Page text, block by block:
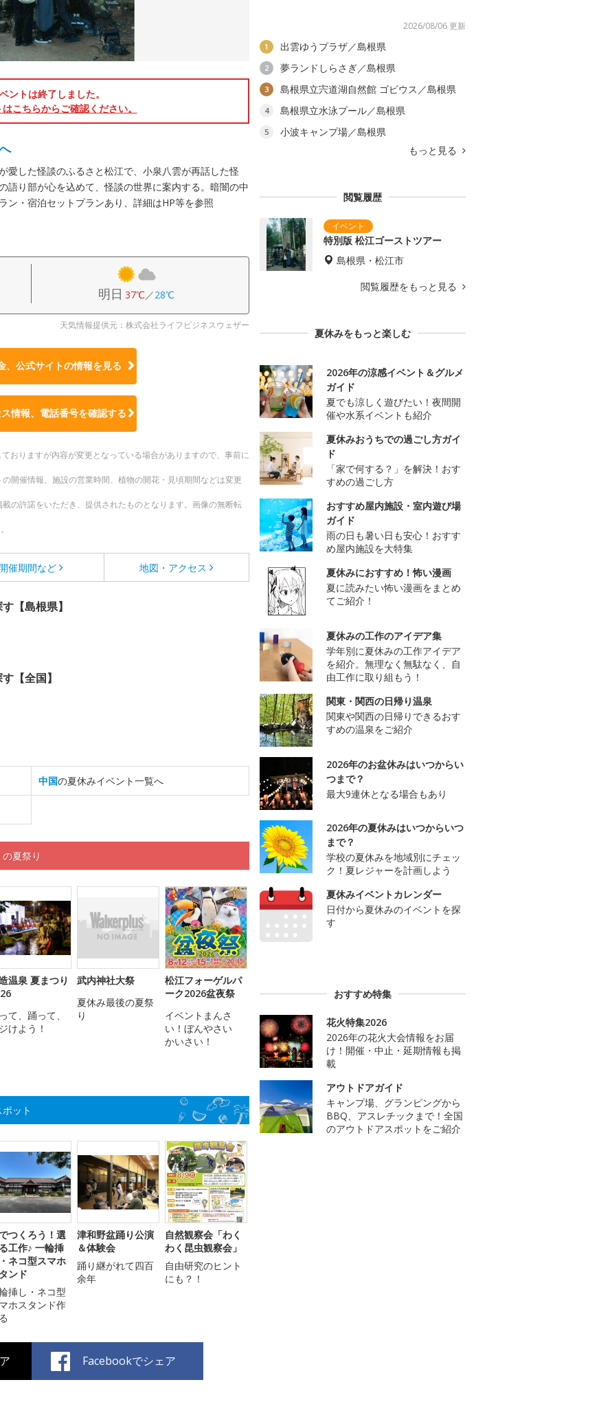
ントは終了しました。
こちらからご確認ください。
愛した怪談のふるさと松江で、小泉八雲が再話した怪
語り部が心を込めて、怪談の世界に案内する。暗闇の中
・宿泊セットプランあり、詳細はHP等を参照
明日 37℃／28℃
天気情報提供元：株式会社ライフビジネスウェザー
、公式サイトの情報を見る
情報、電話番号を確認する
おりますが内容が変更となっている場合がありますので、事前に
開催情報、施設の営業時間、植物の開花・見頃期間などは変更
の許諾をいただき、提供されたものとなります。画像の無断転
催期間など 地図・アクセス
【島根県】
【全国】
中国の夏休みイベント一覧へ
夏祭り
温泉 夏まつり
て、踊って、
けよう！
武内神社大祭
夏休み最後の夏祭
り
松江フォーゲルパ
ーク2026盆夜祭
イベントまんさ
い！ぼんやさい
かいさい！
ット
つくろう！選
工作♪ 一輪挿
ネコ型スマホ
ンド
挿し・ネコ型
ホスタンド作
津和野盆踊り公演
＆体験会
踊り継がれて四百
余年
自然観察会「わく
わく昆虫観察会」
自由研究のヒント
にも？！
Facebookでシェア
2026/08/06 更新
1 出雲ゆうプラザ／島根県
2 夢ランドしらさぎ／島根県
3 島根県立宍道湖自然館 ゴビウス／島根県
4 島根県立水泳プール／島根県
5
小波キャンプ場／島根県
もっと見る
閲覧履歴
特別版 松江ゴーストツアー
島根県・松江市
閲覧履歴をもっと見る
夏休みをもっと楽しむ
2026年の涼感イベント＆グルメ
ガイド
夏でも涼しく遊びたい！夜間開
催や水系イベントも紹介
夏休みおうちでの過ごし方ガイ
ド
「家で何する？」を解決！おす
すめの過ごし方
おすすめ屋内施設・室内遊び場
ガイド
雨の日も暑い日も安心！おすす
め屋内施設を大特集
夏休みにおすすめ！怖い漫画
夏に読みたい怖い漫画をまとめ
てご紹介！
夏休みの工作のアイデア集
学年別に夏休みの工作アイデア
を紹介。無理なく無駄なく、自
由工作に取り組もう！
関東・関西の日帰り温泉
関東や関西の日帰りできるおす
すめの温泉をご紹介
2026年のお盆休みはいつからい
つまで？
最大9連休となる場合もあり
2026年の夏休みはいつからいつ
まで？
学校の夏休みを地域別にチェッ
ク！夏レジャーを計画しよう
夏休みイベントカレンダー
日付から夏休みのイベントを探
す
おすすめ特集
花火特集2026
2026年の花火大会情報をお届
け！開催・中止・延期情報も掲
載
アウトドアガイド
キャンプ場、グランピングから
BBQ、アスレチックまで！全国
のアウトドアスポットをご紹介